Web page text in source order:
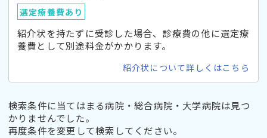
選定療養費あり
紹介状を持たずに受診した場合、診療費の他に選定療
養費として別途料金がかかります。
紹介状について詳しくはこちら
検索条件に当てはまる病院・総合病院・大学病院は見つ
かりませんでした。
再度条件を変更して検索してください。